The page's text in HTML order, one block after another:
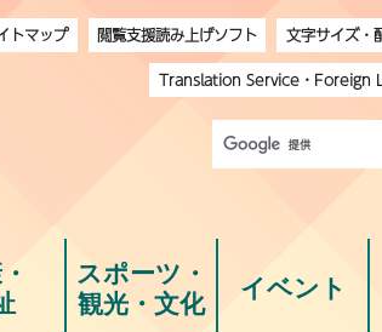
トマップ 閲覧支援読み上げソフト
文字サイズ・
Translation Service・ Foreign
スポーツ・
観光・文化
イベント